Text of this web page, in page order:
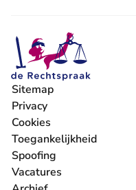
Sitemap
Privacy
Cookies
Toegankelijkheid
Spoofing
Vacatures
- U verlaat Rechtspraak.nl